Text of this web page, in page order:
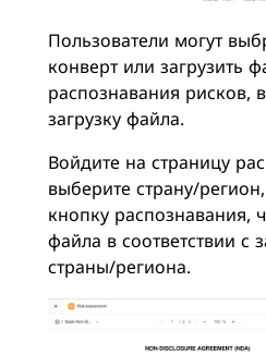
Пользователи могут
конверт или загрузить
распознавания рисков,
загрузку файла.
Войдите на страницу
выберите страну/
кнопку распознавания,
файла в соответствии с
страны/региона.